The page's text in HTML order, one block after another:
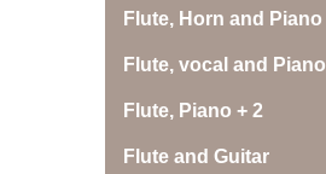
Flute, Horn and Piano
Flute, vocal and Piano
Flute, Piano + 2
Flute and Guitar